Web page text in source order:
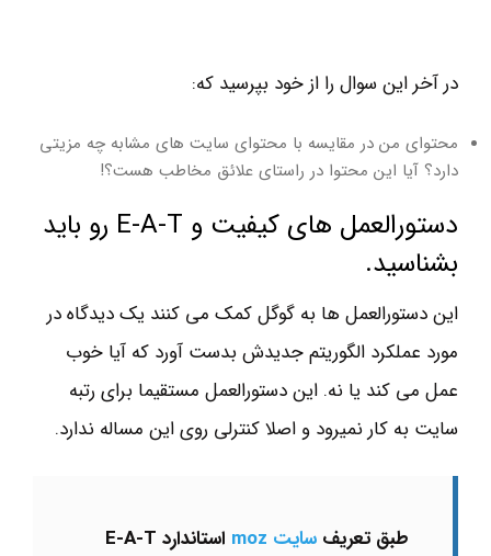
در آخر این سوال را از خود بپرسید که:
محتوای من در مقایسه با محتوای سایت های مشابه چه مزیتی
دارد؟ آیا این محتوا در راستای علائق مخاطب هست؟!
دستورالعمل های کیفیت و E-A-T رو باید
بشناسید.
این دستورالعمل ها به گوگل کمک می کنند یک دیدگاه در
مورد عملکرد الگوریتم جدیدش بدست آورد که آیا خوب
عمل می کند یا نه. این دستورالعمل مستقیما برای رتبه
سایت به کار نمیرود و اصلا کنترلی روی این مساله ندارد.
طبق تعریف سایت moz